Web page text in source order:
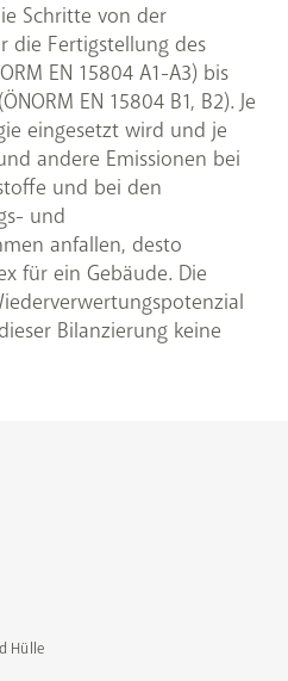
Schritte von der
die Fertigstellung des
EN 15804 A1-A3) bis
EN 15804 B1, B2). Je
eingesetzt wird und je
andere Emissionen bei
und bei den
und
anfallen, desto
für ein Gebäude. Die
Bilanzierung keine
Hülle